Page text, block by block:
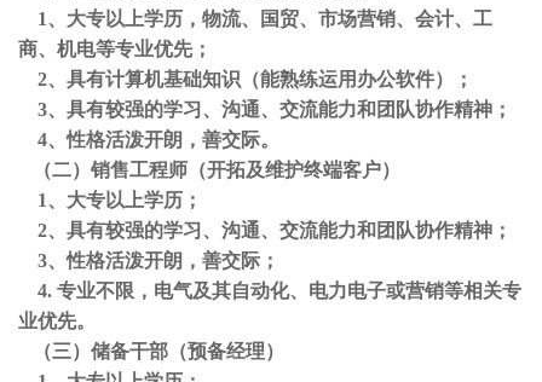
1、大专以上学历，物流、国贸、市场营销、会计、工
商、机电等专业优先；
2、具有计算机基础知识（能熟练运用办公软件）；
3、具有较强的学习、沟通、交流能力和团队协作精神；
4、性格活泼开朗，善交际。
（二）销售工程师（开拓及维护终端客户）
1、大专以上学历；
2、具有较强的学习、沟通、交流能力和团队协作精神；
3、性格活泼开朗，善交际；
4. 专业不限，电气及其自动化、电力电子或营销等相关专
业优先。
（三）储备干部（预备经理）